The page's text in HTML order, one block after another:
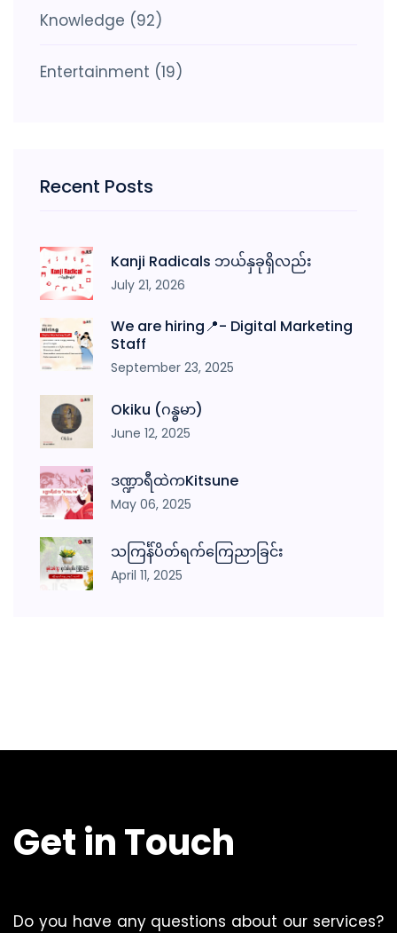
Knowledge (92)
Entertainment (19)
Recent Posts
Kanji Radicals ဘယ်နှခုရှိလည်း
July 21, 2026
We are hiring📍- Digital Marketing
Staff
September 23, 2025
Okiku (ဂန္ဓမာ)
June 12, 2025
ဒဏ္ဍာရီထဲကKitsune
May 06, 2025
သကြင်္န်ပိတ်ရက်ကြေညာခြင်း
April 11, 2025
Get in Touch
Do you have any questions about our services?